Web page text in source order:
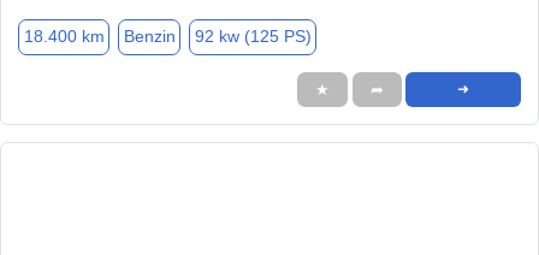
18.400 km Benzin 92 kw (125 PS)
★ ➦ ➜